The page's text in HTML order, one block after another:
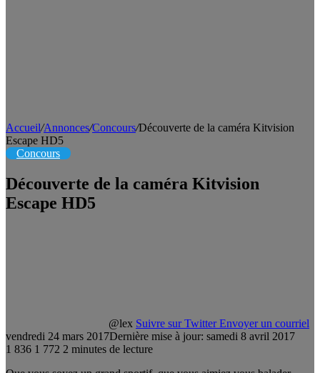
Accueil/Annonces/Concours/Découverte de la caméra Kitvision
Escape HD5
Concours
Découverte de la caméra Kitvision
Escape HD5
@lex Suivre sur Twitter Envoyer un courriel
vendredi 24 mars 2017Dernière mise à jour: samedi 8 avril 2017
1 836 1 772 2 minutes de lecture